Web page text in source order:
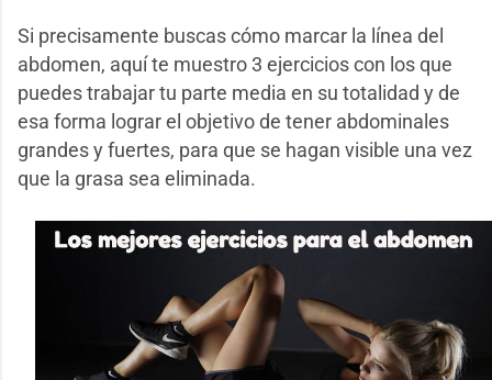
Si precisamente buscas cómo marcar la línea del
abdomen, aquí te muestro 3 ejercicios con los que
puedes trabajar tu parte media en su totalidad y de
esa forma lograr el objetivo de tener abdominales
grandes y fuertes, para que se hagan visible una vez
que la grasa sea eliminada.